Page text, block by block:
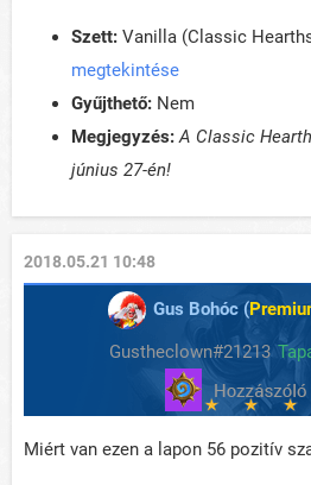
Szett: Vanilla (Classic
megtekintése
Gyűjthető: Nem
Megjegyzés: A Classic
június 27-én!
2018.05.21 10:48
Gus Bohóc (
Gustheclown#21213
Miért van ezen a lapon 56 pozitív